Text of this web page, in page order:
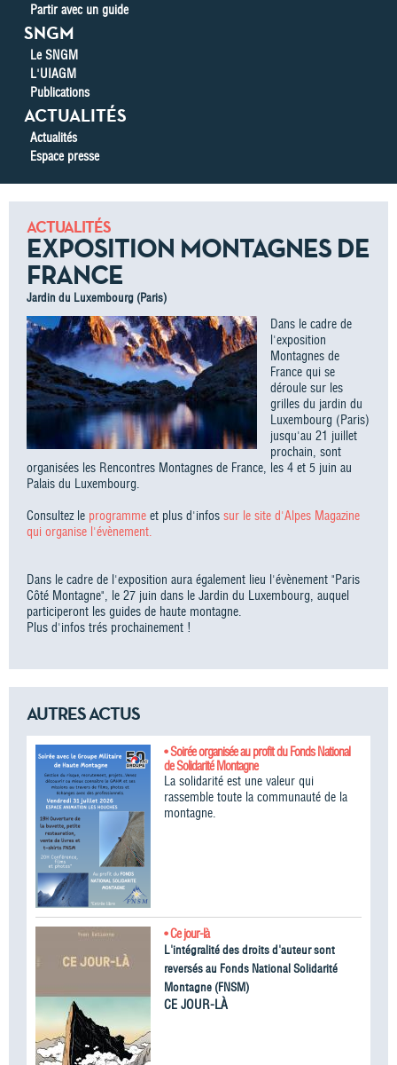
Partir avec un guide
SNGM
Le SNGM
L'UIAGM
Publications
ACTUALITÉS
Actualités
Espace presse
ACTUALITÉS
EXPOSITION MONTAGNES DE
FRANCE
Jardin du Luxembourg (Paris)
Dans le cadre de
l'exposition
Montagnes de
France qui se
déroule sur les
grilles du jardin du
Luxembourg (Paris)
jusqu'au 21 juillet
prochain, sont
organisées les Rencontres Montagnes de France, les 4 et 5 juin au
Palais du Luxembourg.
Consultez le programme et plus d'infos sur le site d'Alpes Magazine
qui organise l'évènement.
Dans le cadre de l'exposition aura également lieu l'évènement "Paris
Côté Montagne", le 27 juin dans le Jardin du Luxembourg, auquel
participeront les guides de haute montagne.
Plus d'infos trés prochainement !
AUTRES ACTUS
• Soirée organisée au profit du Fonds National
de Solidarité Montagne
La solidarité est une valeur qui
rassemble toute la communauté de la
montagne.
• Ce jour-là
L'intégralité des droits d'auteur sont
reversés au Fonds National Solidarité
Montagne (FNSM)
CE JOUR-LÀ